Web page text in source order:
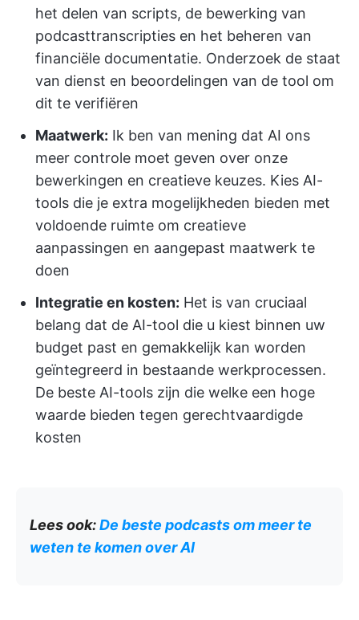
het delen van scripts, de bewerking van
podcasttranscripties en het beheren van
financiële documentatie. Onderzoek de staat
van dienst en beoordelingen van de tool om
dit te verifiëren
Maatwerk: Ik ben van mening dat AI ons
meer controle moet geven over onze
bewerkingen en creatieve keuzes. Kies AI-
tools die je extra mogelijkheden bieden met
voldoende ruimte om creatieve
aanpassingen en aangepast maatwerk te
doen
Integratie en kosten: Het is van cruciaal
belang dat de AI-tool die u kiest binnen uw
budget past en gemakkelijk kan worden
geïntegreerd in bestaande werkprocessen.
De beste AI-tools zijn die welke een hoge
waarde bieden tegen gerechtvaardigde
kosten
Lees ook:De beste podcasts om meer te
weten te komen over AI